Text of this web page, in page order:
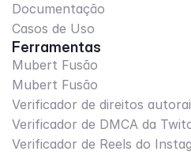
Documentação
Casos de Uso
Ferramentas
Mubert Fusão
Mubert Fusão
Verificador de direitos
Verificador de DMCA da
Verificador de Reels do